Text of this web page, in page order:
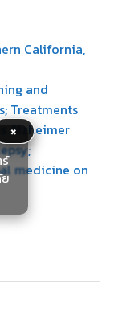
×
California,
and
Treatments
Alzheimer
medicine on